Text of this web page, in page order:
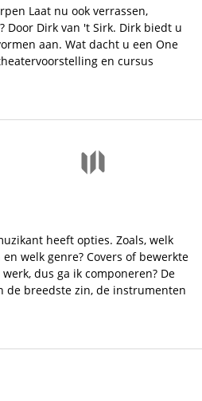
Laat nu ook verrassen,
Door Dirk van 't Sirk. Dirk biedt u
aan. Wat dacht u een One
en cursus
heeft opties. Zoals, welk
welk genre? Covers of bewerkte
dus ga ik componeren? De
de breedste zin, de instrumenten